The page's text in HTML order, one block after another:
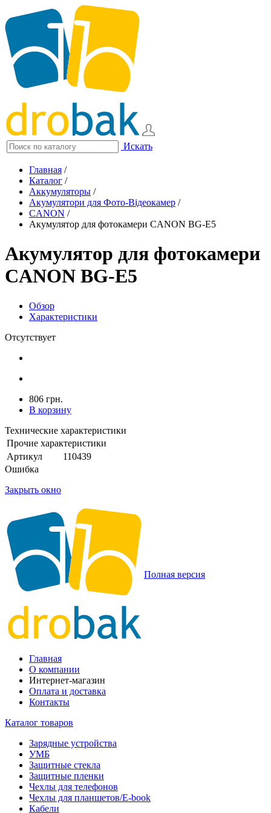
Искать
Главная /
Каталог /
Аккумуляторы /
Акумулятори для Фото-Відеокамер /
CANON /
Акумулятор для фотокамери CANON BG-E5
Акумулятор для фотокамери
CANON BG-E5
Обзор
Характеристики
Отсутствует
806 грн.
В корзину
Технические характеристики
Прочие характеристики
Артикул
110439
Ошибка
Закрыть окно
Полная версия
Главная
О компании
Интернет-магазин
Оплата и доставка
Контакты
Каталог товаров
Зарядные устройства
УМБ
Защитные стекла
Защитные пленки
Чехлы для телефонов
Чехлы для планшетов/E-book
Кабели